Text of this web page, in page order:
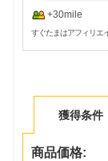
+30mile
すぐたまはアフィリエ
獲得条件
商品価格: